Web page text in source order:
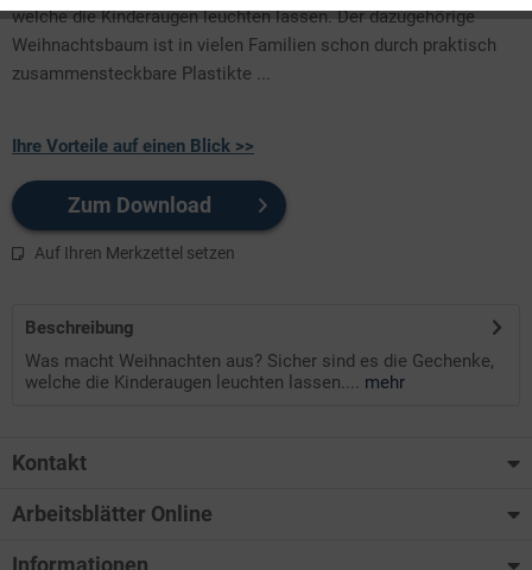
welche die Kinderaugen leuchten lassen. Der dazugehörige
Weihnachtsbaum ist in vielen Familien schon durch praktisch
zusammensteckbare Plastikte ...
Ihre Vorteile auf einen Blick >>
Zum Download
Auf Ihren Merkzettel setzen
Beschreibung
Was macht Weihnachten aus? Sicher sind es die Gechenke,
welche die Kinderaugen leuchten lassen.... mehr
Kontakt
Arbeitsblätter Online
Informationen